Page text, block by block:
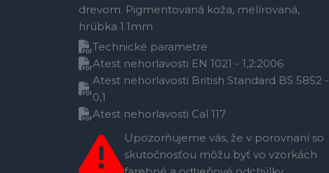
drevom. Pigmentovaná koža, melírovaná,
hrúbka 1.1mm
Technické parametre
Atest nehorlavosti EN 1021 - 1,2:2006
Atest nehorlavosti British Standard BS 5852 -
0,1
Atest nehorlavosti Cal 117
Upozorňujeme vás, že v porovnaní so
skutočnosťou môžu byť vo vzorkách